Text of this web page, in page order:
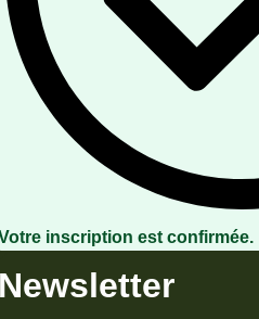
inscription est confirmée.